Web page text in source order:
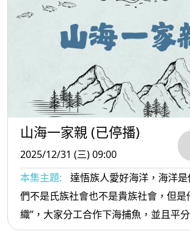
山海一家親 (已停播)
2025/12/31 (三) 09:00
本集主題:
達悟族人愛好海洋，海洋
們不是氏族社會也不是貴族社會，但是
織”，大家分工合作下海捕魚，並且平